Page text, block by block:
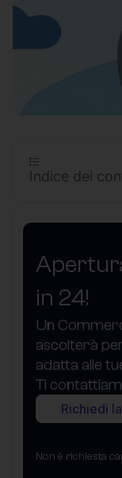
in 24!
Un
ascolterà
adatta alle
Ti
Richiedi
Non è richiesta
Indice dei